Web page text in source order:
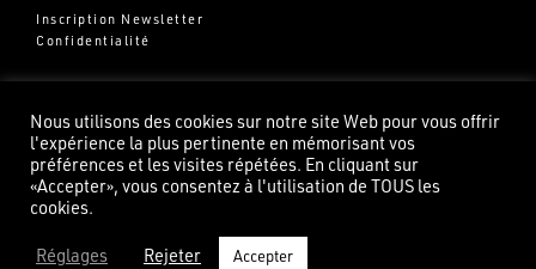
Inscription Newsletter
Confidentialité
Groupe Pierredeplan
82100 Castelsarrasin
©2026 Pierredeplan
Nous utilisons des cookies sur notre site Web pour vous offrir
l'expérience la plus pertinente en mémorisant vos
préférences et les visites répétées. En cliquant sur
«Accepter», vous consentez à l'utilisation de TOUS les
cookies.
Réglages Rejeter Accepter